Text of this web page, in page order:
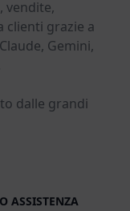
vendite,
clienti grazie a
Gemini,
dalle grandi
ASSISTENZA